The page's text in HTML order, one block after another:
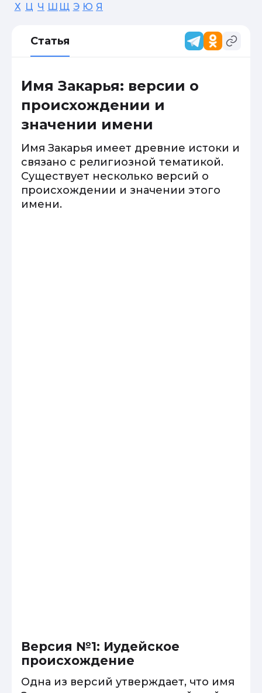
Х Ц Ч Ш Щ Э Ю Я
Статья
Имя Закарья: версии о
происхождении и
значении имени
Имя Закарья имеет древние истоки и
связано с религиозной тематикой.
Существует несколько версий о
происхождении и значении этого
имени.
Версия №1: Иудейское
происхождение
Одна из версий утверждает, что имя